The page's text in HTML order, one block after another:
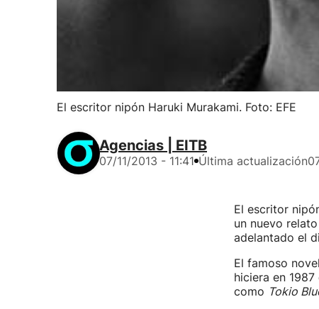
El escritor nipón Haruki Murakami. Foto: EFE
Agencias | EITB
07/11/2013 - 11:41 Última actualización
El escritor
un nuevo
adelantado el
El famoso
hiciera en
como Tokio